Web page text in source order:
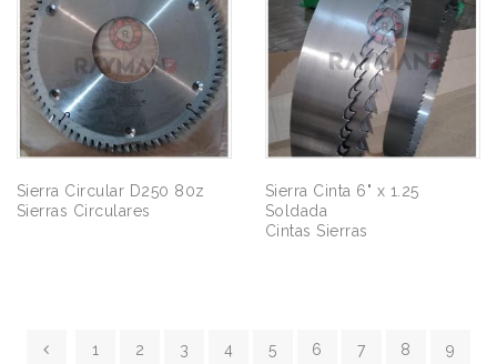
Sierra Circular D250 80z
Sierras Circulares
Sierra Cinta 6" x 1.25
Soldada
Cintas Sierras
1 2 3 4 5 6 7 8 9